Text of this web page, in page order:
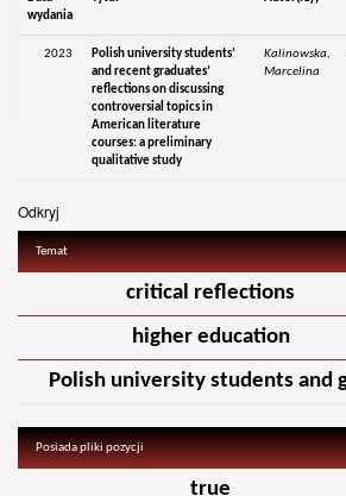
wydania
2023
Polish university students’
and recent graduates’
reflections on discussing
controversial topics in
American literature
courses: a preliminary
qualitative study
Kalinowska,
Marcelina
Odkryj
Temat
critical reflections
higher education
Polish university students and
Posiada pliki pozycji
true